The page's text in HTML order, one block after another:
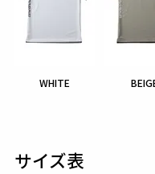
WHITE
サイズ表